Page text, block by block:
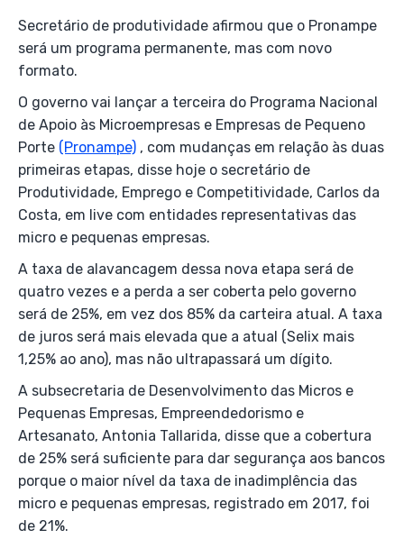
Secretário de produtividade afirmou que o Pronampe
será um programa permanente, mas com novo
formato.
O governo vai lançar a terceira do Programa Nacional
de Apoio às Microempresas e Empresas de Pequeno
Porte (Pronampe) , com mudanças em relação às duas
primeiras etapas, disse hoje o secretário de
Produtividade, Emprego e Competitividade, Carlos da
Costa, em live com entidades representativas das
micro e pequenas empresas.
A taxa de alavancagem dessa nova etapa será de
quatro vezes e a perda a ser coberta pelo governo
será de 25%, em vez dos 85% da carteira atual. A taxa
de juros será mais elevada que a atual (Selix mais
1,25% ao ano), mas não ultrapassará um dígito.
A subsecretaria de Desenvolvimento das Micros e
Pequenas Empresas, Empreendedorismo e
Artesanato, Antonia Tallarida, disse que a cobertura
de 25% será suficiente para dar segurança aos bancos
porque o maior nível da taxa de inadimplência das
micro e pequenas empresas, registrado em 2017, foi
de 21%.